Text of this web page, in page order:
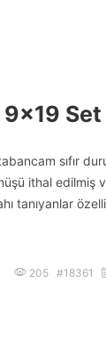
Set
sıfır
ithal edilmiş
tanıyanlar
205 #18361